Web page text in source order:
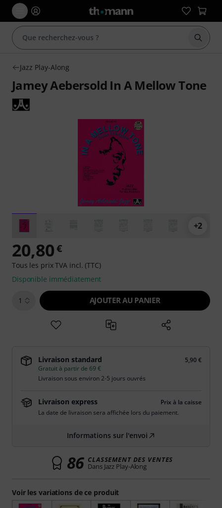
Jazz Play-Along
Jamey Aebersold In A Mellow Tone
+2
Voir les variations de ce produit
20,80€
Tous les prix TVA incl. (TTC)
Disponible immédiatement
1 AJOUTER AU PANIER
Livraison standard
5,90 €
Gratuit à partir de 69 €
Livraison sous environ 2-5 jours ouvrés
Livraison express
Prix à la caisse
La date de livraison sera affichée lors du paiement.
Informations sur l'envoi
86 CLASSEMENT DES VENTES
Dans Jazz Play-Along